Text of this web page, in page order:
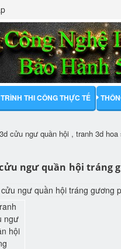
THI CÔNG THỰC TẾ
cửu ngư quần hội , tranh 3d
ngư quần hội tráng